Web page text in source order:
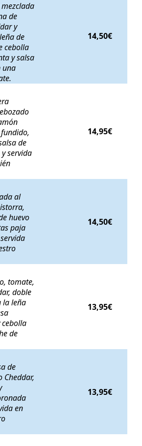
de
y
de
cebolla
y salsa
una
14,50€
ternera asturiana D.O.P. con rebozado
de
servida
14,95€
gratinada al horno, picadillo de
al
huevo
paja
14,50€
tomate, doble de queso Cheddar,
tomate,
doble
la leña
de
13,95€
de chipotle casera, queso
de
Cheddar,
en
13,95€
(macarrones con queso al estilo